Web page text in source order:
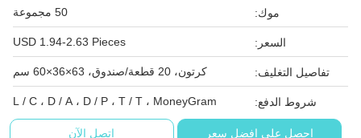
موك: 50 مجموعة
السعر: USD 1.94-2.63 Pieces
تفاصيل التغليف: كرتون، 20 قطعة/صندوق، 63×36×60 سم
شروط الدفع: L / C ، D / A ، D / P ، T / T ، MoneyGram
احصل على افضل سعر اتصل الآن